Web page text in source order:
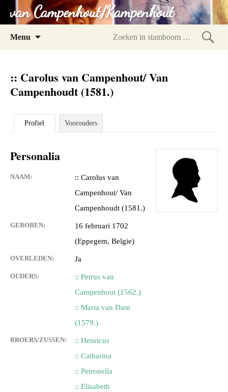
van Campenhout/Kampenhout
Menu
:: Carolus van Campenhout/ Van
Campenhoudt (1581.)
Profiel Voorouders
Personalia
NAAM:
:: Carolus van
Campenhout/ Van
Campenhoudt (1581.)
GEBOREN:
16 februari 1702
(Eppegem, Belgie)
OVERLEDEN: Ja
OUDERS:
:: Petrus van
Campenhout (1562.)
:: Maria van Dam
(1579.)
BROERS/ZUSSEN:
:: Henricus
:: Catharina
:: Petronella
:: Elisabeth